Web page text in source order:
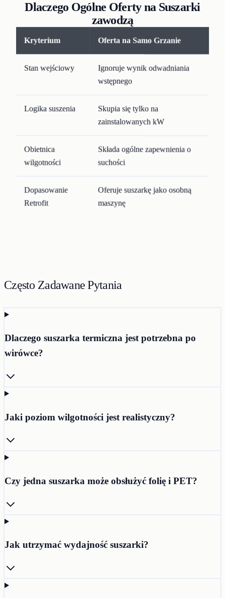
Dlaczego Ogólne Oferty na Suszarki
zawodzą
Kryterium Oferta na Samo Grzanie
Stan wejściowy
Ignoruje wynik odwadniania
wstępnego
Logika suszenia
Skupia się tylko na
zainstalowanych kW
Obietnica
wilgotności
Składa ogólne zapewnienia o
suchości
Dopasowanie
Retrofit
Oferuje suszarkę jako osobną
maszynę
Często Zadawane Pytania
Dlaczego suszarka termiczna jest potrzebna po
wirówce?
Jaki poziom wilgotności jest realistyczny?
Czy jedna suszarka może obsłużyć folię i PET?
Jak utrzymać wydajność suszarki?